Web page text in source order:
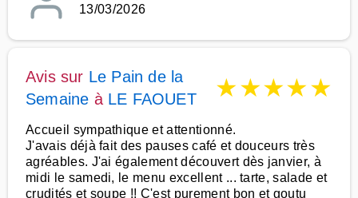
13/03/2026
Avis sur Le Pain de la
Semaine à LE FAOUET ★★★★★
Accueil sympathique et attentionné.
J'avais déjà fait des pauses café et douceurs très
agréables. J'ai également découvert dès janvier, à
midi le samedi, le menu excellent ... tarte, salade et
crudités et soupe !! C'est purement bon et goutu